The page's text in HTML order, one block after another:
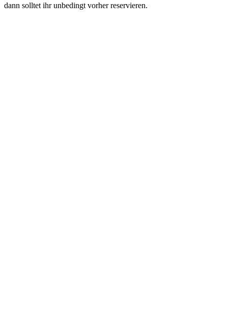
dann solltet ihr unbedingt vorher reservieren.